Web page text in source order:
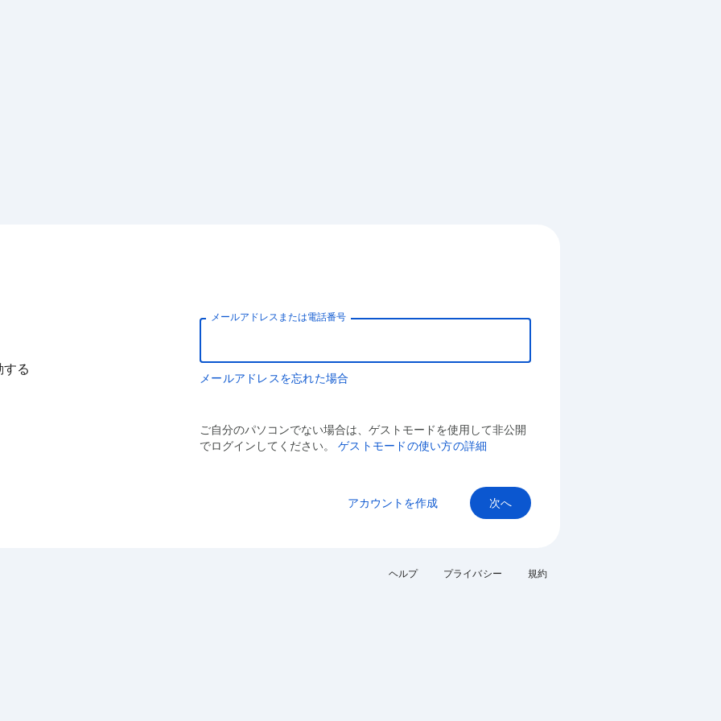
る
メールアドレスまたは電話番号
メールアドレスを忘れた場合
ご自分のパソコンでない場合は、ゲストモードを使用して非公開
でログインしてください。 ゲストモードの使い方の詳細
次へ
アカウントを作成
ヘルプ プライバシー 規約